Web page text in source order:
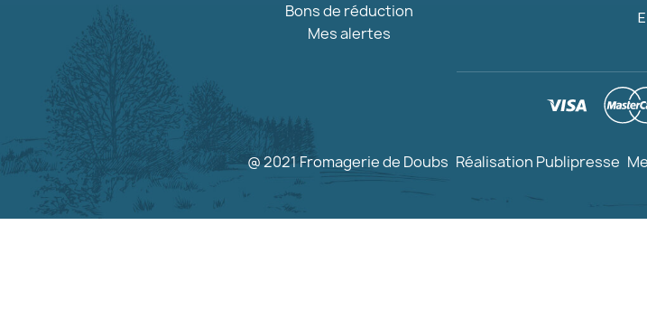
Bons de réduction
Mes alertes
@ 2021 Fromagerie de Doubs Réalisation Publipresse